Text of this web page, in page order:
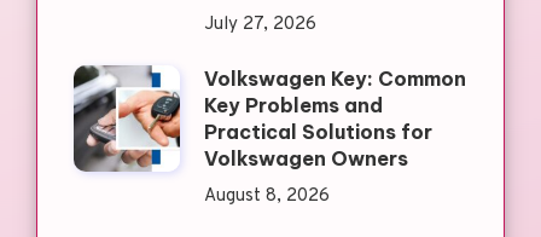
July 27, 2026
Volkswagen Key: Common
Key Problems and
Practical Solutions for
Volkswagen Owners
August 8, 2026